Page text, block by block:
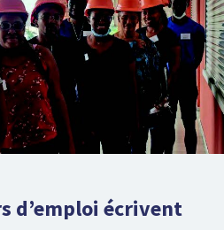
d’emploi écrivent